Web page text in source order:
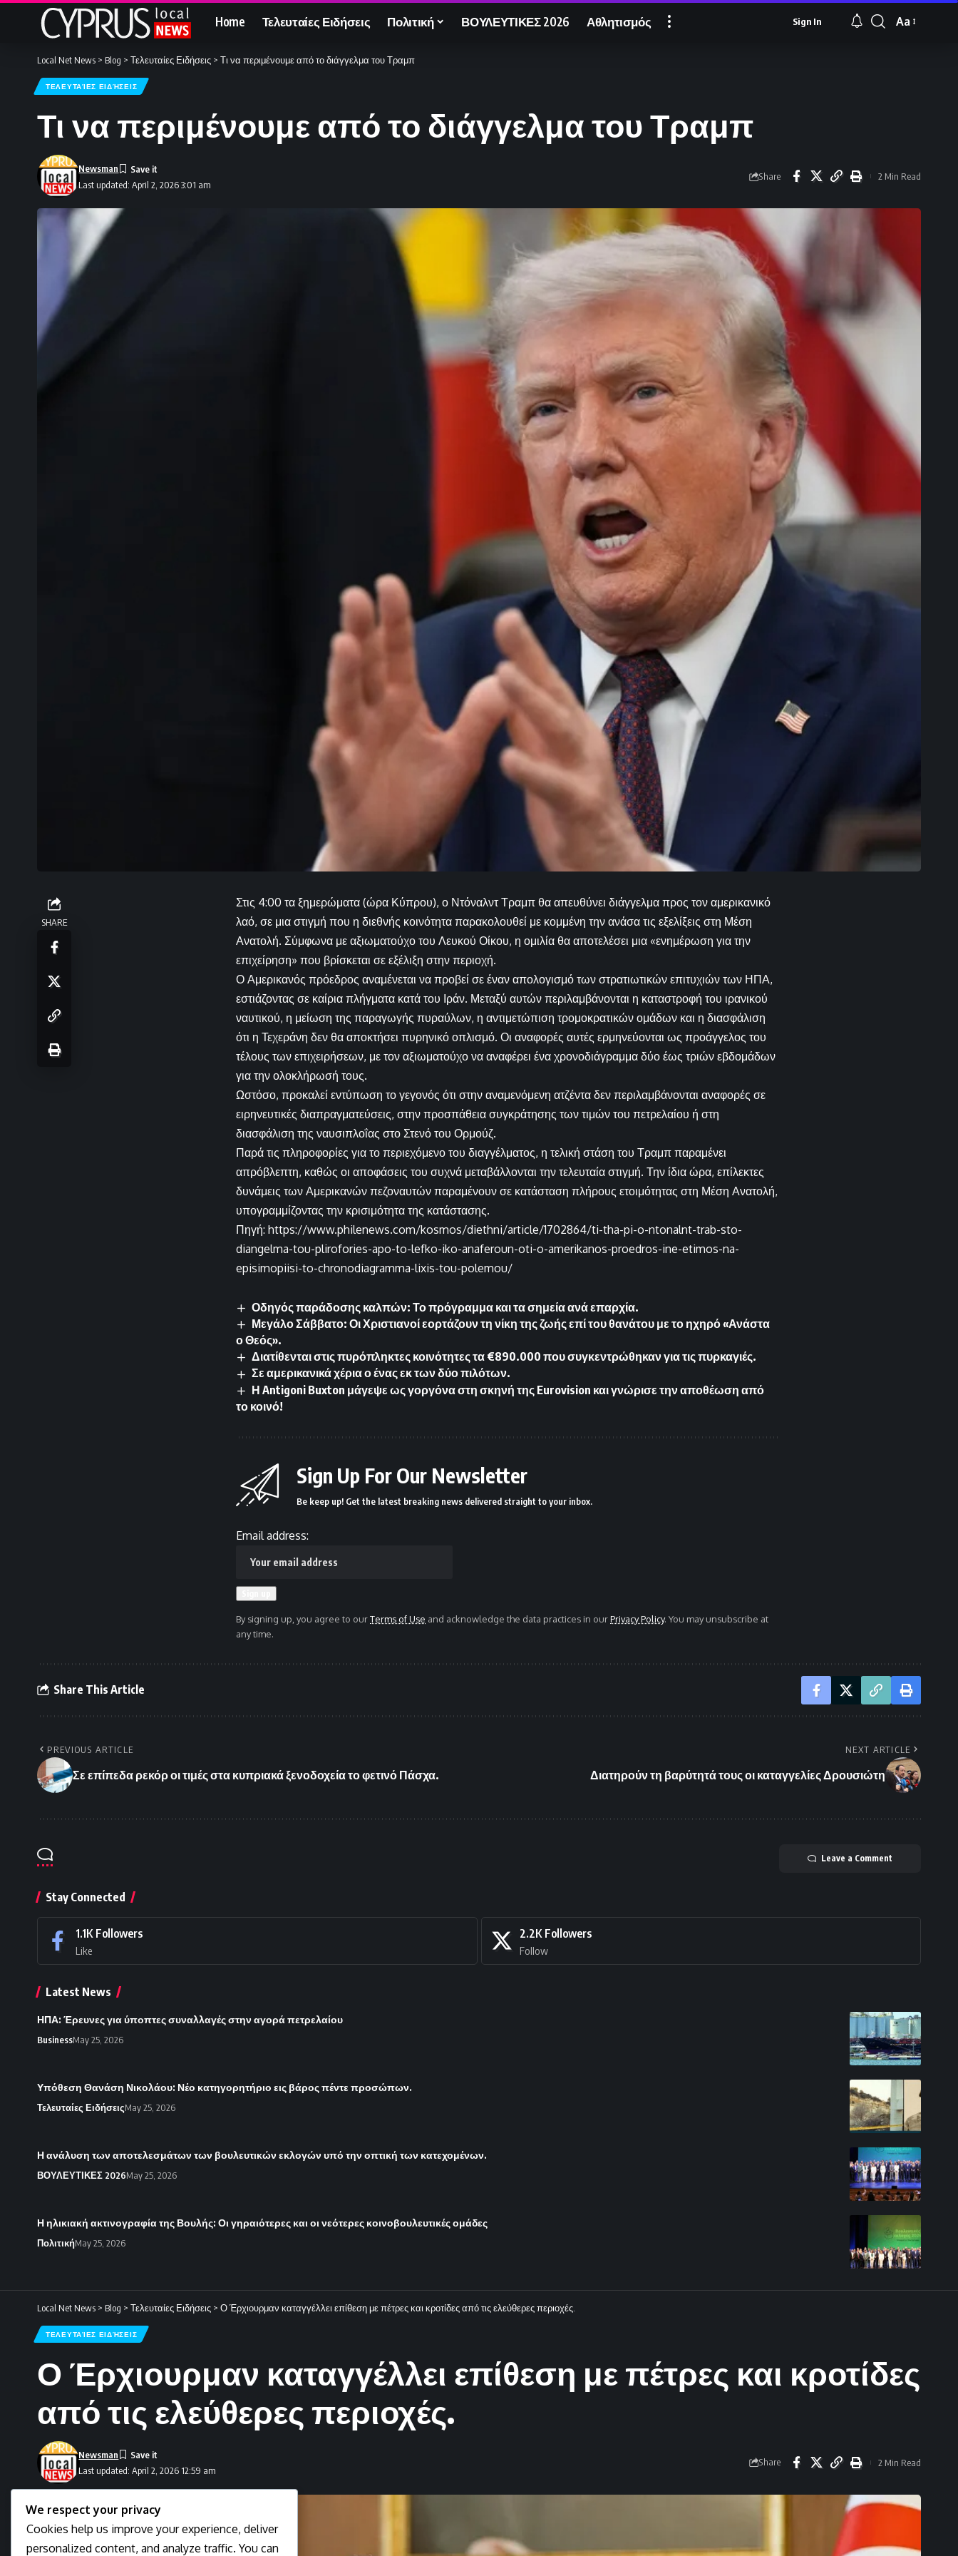
Home Τελευταίες Ειδήσεις Πολιτική ΒΟΥΛΕΥΤΙΚΕΣ 2026 Αθλητισμός Sign In
Font
Aa
Local Net News > Blog > Τελευταίες Ειδήσεις > Τι να περιμένουμε από το διάγγελμα του Τραμπ
ΤΕΛΕΥΤΑΊΕΣ ΕΙΔΉΣΕΙΣ
Τι να περιμένουμε από το διάγγελμα του Τραμπ
Last updated: April 2, 2026 3:01 am
Newsman
Share 2 Min Read
SHARE
Στις 4:00 τα ξημερώματα (ώρα Κύπρου), ο Ντόναλντ Τραμπ θα απευθύνει διάγγελμα προς τον αμερικανικό
λαό, σε μια στιγμή που η διεθνής κοινότητα παρακολουθεί με κομμένη την ανάσα τις εξελίξεις στη Μέση
Ανατολή. Σύμφωνα με αξιωματούχο του Λευκού Οίκου, η ομιλία θα αποτελέσει μια «ενημέρωση για την
επιχείρηση» που βρίσκεται σε εξέλιξη στην περιοχή.
Ο Αμερικανός πρόεδρος αναμένεται να προβεί σε έναν απολογισμό των στρατιωτικών επιτυχιών των ΗΠΑ,
εστιάζοντας σε καίρια πλήγματα κατά του Ιράν. Μεταξύ αυτών περιλαμβάνονται η καταστροφή του ιρανικού
ναυτικού, η μείωση της παραγωγής πυραύλων, η αντιμετώπιση τρομοκρατικών ομάδων και η διασφάλιση
ότι η Τεχεράνη δεν θα αποκτήσει πυρηνικό οπλισμό. Οι αναφορές αυτές ερμηνεύονται ως προάγγελος του
τέλους των επιχειρήσεων, με τον αξιωματούχο να αναφέρει ένα χρονοδιάγραμμα δύο έως τριών εβδομάδων
για την ολοκλήρωσή τους.
Ωστόσο, προκαλεί εντύπωση το γεγονός ότι στην αναμενόμενη ατζέντα δεν περιλαμβάνονται αναφορές σε
ειρηνευτικές διαπραγματεύσεις, στην προσπάθεια συγκράτησης των τιμών του πετρελαίου ή στη
διασφάλιση της ναυσιπλοΐας στο Στενό του Ορμούζ.
Παρά τις πληροφορίες για το περιεχόμενο του διαγγέλματος, η τελική στάση του Τραμπ παραμένει
απρόβλεπτη, καθώς οι αποφάσεις του συχνά μεταβάλλονται την τελευταία στιγμή. Την ίδια ώρα, επίλεκτες
δυνάμεις των Αμερικανών πεζοναυτών παραμένουν σε κατάσταση πλήρους ετοιμότητας στη Μέση Ανατολή,
υπογραμμίζοντας την κρισιμότητα της κατάστασης.
Πηγή: https://www.philenews.com/kosmos/diethni/article/1702864/ti-tha-pi-o-ntonalnt-trab-sto-
diangelma-tou-plirofories-apo-to-lefko-iko-anaferoun-oti-o-amerikanos-proedros-ine-etimos-na-
episimopiisi-to-chronodiagramma-lixis-tou-polemou/
Οδηγός παράδοσης καλπών: Το πρόγραμμα και τα σημεία ανά επαρχία.
Μεγάλο Σάββατο: Οι Χριστιανοί εορτάζουν τη νίκη της ζωής επί του θανάτου με το ηχηρό «Ανάστα
ο Θεός».
Διατίθενται στις πυρόπληκτες κοινότητες τα €890.000 που συγκεντρώθηκαν για τις πυρκαγιές.
Σε αμερικανικά χέρια ο ένας εκ των δύο πιλότων.
Η Antigoni Buxton μάγεψε ως γοργόνα στη σκηνή της Eurovision και γνώρισε την αποθέωση από
το κοινό!
Sign Up For Our Newsletter
Be keep up! Get the latest breaking news delivered straight to your inbox.
Email address:
By signing up, you agree to ourTerms of Use and acknowledge the data practices in ourPrivacy Policy. You may unsubscribe at
any time.
Share This Article
PREVIOUS ARTICLE
Σε επίπεδα ρεκόρ οι τιμές στα κυπριακά ξενοδοχεία το φετινό Πάσχα.
NEXT ARTICLE
Διατηρούν τη βαρύτητά τους οι καταγγελίες Δρουσιώτη
Leave a Comment
Stay Connected
1.1K Followers
Like
2.2K Followers
Follow
Latest News
ΗΠΑ: Έρευνες για ύποπτες συναλλαγές στην αγορά πετρελαίου
BusinessMay 25, 2026
Υπόθεση Θανάση Νικολάου: Νέο κατηγορητήριο εις βάρος πέντε προσώπων.
Τελευταίες ΕιδήσειςMay 25, 2026
Η ανάλυση των αποτελεσμάτων των βουλευτικών εκλογών υπό την οπτική των κατεχομένων.
ΒΟΥΛΕΥΤΙΚΕΣ 2026May 25, 2026
Η ηλικιακή ακτινογραφία της Βουλής: Οι γηραιότερες και οι νεότερες κοινοβουλευτικές ομάδες
ΠολιτικήMay 25, 2026
Local Net News > Blog > Τελευταίες Ειδήσεις > Ο Έρχιουρμαν καταγγέλλει επίθεση με πέτρες και κροτίδες από τις ελεύθερες περιοχές.
ΤΕΛΕΥΤΑΊΕΣ ΕΙΔΉΣΕΙΣ
Ο Έρχιουρμαν καταγγέλλει επίθεση με πέτρες και κροτίδες
από τις ελεύθερες περιοχές.
Last updated: April 2, 2026 12:59 am
Newsman
Share 2 Min Read
We respect your privacy
Cookies help us improve your experience, deliver
personalized content, and analyze traffic. You can